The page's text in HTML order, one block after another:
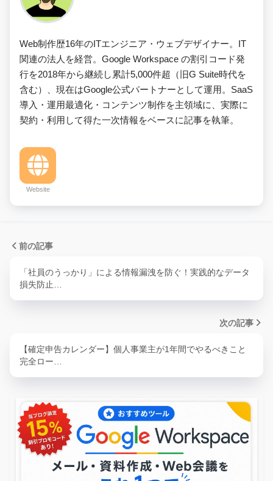
Web制作歴16年のITエンジニア・ウェブデザイナー。IT
関連の法人を経営。Google Workspace の割引コード発
行を2018年から継続し累計5,000件超（旧G Suite時代を
含む）、現在はGoogle公式パートナーとして運用。SaaS
導入・運用最適化・コンテンツ制作を主領域に、実際に
契約・利用して得た一次情報をベースに記事を執筆。
Website
前の記事
「社員のうっかり」による情報漏洩を防ぐ！実践的なデータ
損失防止…
次の記事
【確定申告カレンダー】個人事業主が1年間でやるべきこと
完全ロー…